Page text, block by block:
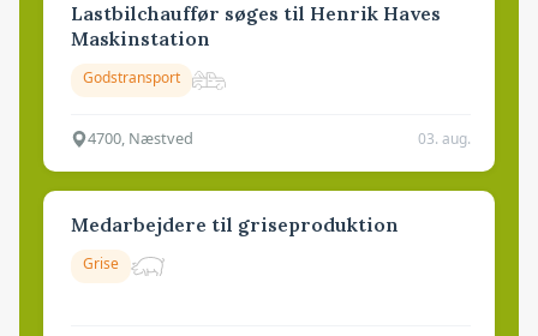
Lastbilchauffør søges til Henrik Haves
Maskinstation
Godstransport
4700, Næstved 03. aug.
Medarbejdere til griseproduktion
Grise